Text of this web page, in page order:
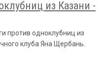
из Казани -
против одноклубниц из
клуба Яна Щербань.